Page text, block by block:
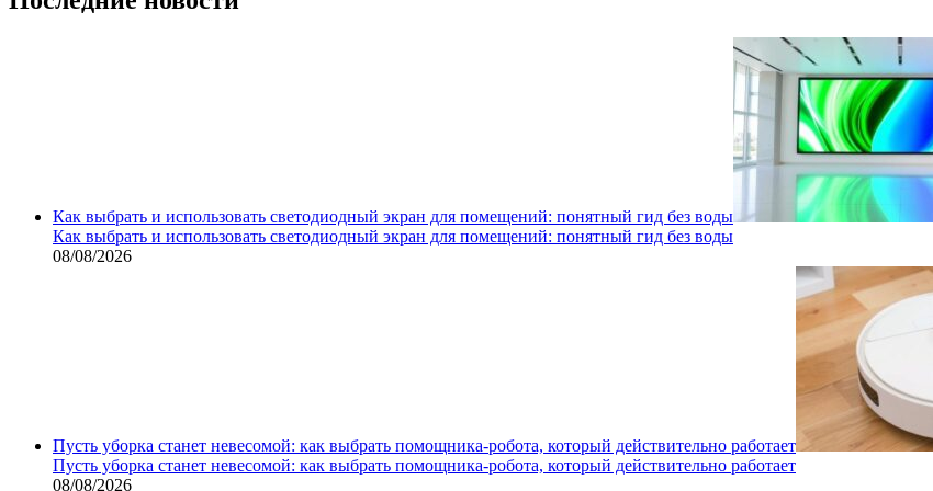
Как выбрать и использовать светодиодный экран для помещений: понятный гид без воды
Как выбрать и использовать светодиодный экран для помещений: понятный гид без воды
08/08/2026
Пусть уборка станет невесомой: как выбрать помощника‑робота, который действительно работает
Пусть уборка станет невесомой: как выбрать помощника‑робота, который действительно работает
08/08/2026